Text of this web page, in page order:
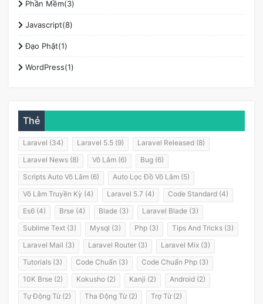
Phần Mềm(3)
Javascript(8)
Đạo Phật(1)
WordPress(1)
Thẻ
Laravel (34) Laravel 5.5 (9)
Laravel Released (8)
Laravel News (8)
Võ Lâm (6)
Bug (6)
Scripts Auto Võ Lâm (6)
Auto Lọc Đồ Võ Lâm (5)
Võ Lâm Truyền Kỳ (4)
Laravel 5.7 (4)
Code Standard (4)
Es6 (4)
Brse (4) Blade (3)
Laravel Blade (3)
Sublime Text (3)
Mysql (3) Php (3)
Tips And Tricks (3)
Laravel Mail (3)
Laravel Router (3)
Laravel Mix (3)
Tutorials (3)
Code Chuẩn (3)
Code Chuẩn Php (3)
10K Brse (2)
Kokusho (2) Kanji (2)
Android (2)
Tự Động Từ (2)
Tha Động Từ (2)
Trợ Từ (2)